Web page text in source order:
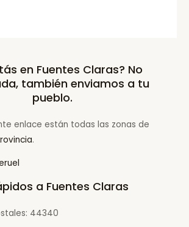
en Fuentes Claras? No
también enviamos a tu
pueblo.
enlace están todas las zonas de
.
a Fuentes Claras
44340